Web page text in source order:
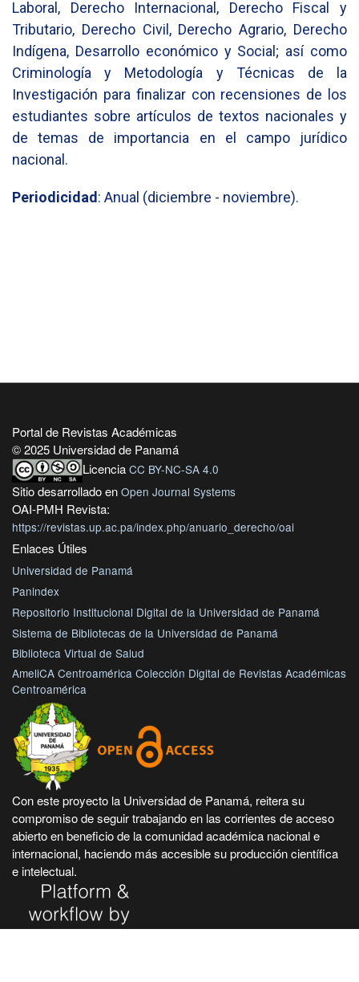
Laboral, Derecho Internacional, Derecho Fiscal y
Tributario, Derecho Civil, Derecho Agrario, Derecho
Indígena, Desarrollo económico y Social; así como
Criminología y Metodología y Técnicas de la
Investigación para finalizar con recensiones de los
estudiantes sobre artículos de textos nacionales y
de temas de importancia en el campo jurídico
nacional.
Periodicidad : Anual (diciembre - noviembre).
Portal de Revistas Académicas
© 2025 Universidad de Panamá
Licencia CC BY-NC-SA 4.0
Sitio desarrollado en Open Journal Systems
OAI-PMH Revista:
https://revistas.up.ac.pa/index.php/anuario_derecho/oai
Enlaces Útiles
Universidad de Panamá
Panindex
Repositorio Institucional Digital de la Universidad de Panamá
Sistema de Bibliotecas de la Universidad de Panamá
Biblioteca Virtual de Salud
AmeliCA Centroamérica Colección Digital de Revistas Académicas
Centroamérica
Con este proyecto la Universidad de Panamá, reitera su
compromiso de seguir trabajando en las corrientes de acceso
abierto en beneficio de la comunidad académica nacional e
internacional, haciendo más accesible su producción científica
e intelectual.